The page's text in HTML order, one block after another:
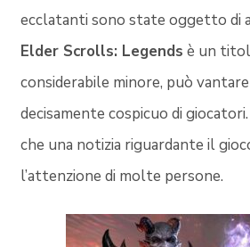
ecclatanti sono state oggetto di
Elder Scrolls: Legends è un
considerabile minore, può
decisamente cospicuo di
che una notizia riguardante il
l’attenzione di molte persone.